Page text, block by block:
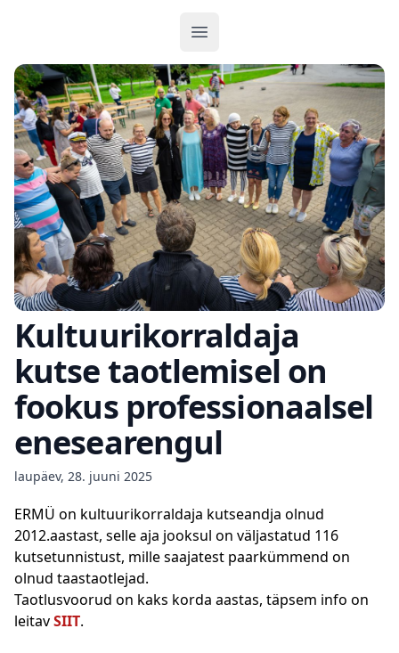
Ava menüü
Kultuurikorraldaja
kutse taotlemisel on
fookus professionaalsel
enesearengul
laupäev, 28. juuni 2025
ERMÜ on kultuurikorraldaja kutseandja olnud
2012.aastast, selle aja jooksul on väljastatud 116
kutsetunnistust, mille saajatest paarkümmend on
olnud taastaotlejad.
Taotlusvoorud on kaks korda aastas, täpsem info on
leitavSIIT.